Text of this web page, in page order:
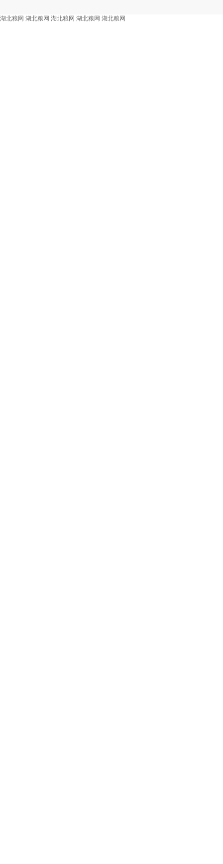
湖北粮网 湖北粮网 湖北粮网 湖北粮网 湖北粮网